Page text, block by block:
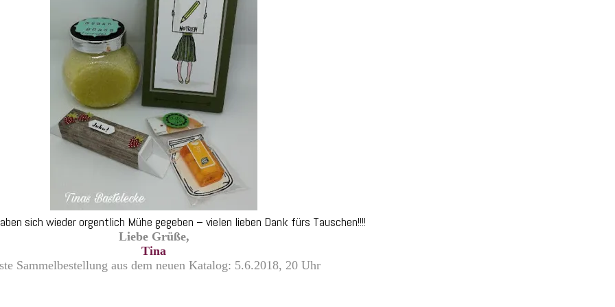
sich wieder orgentlich Mühe gegeben – vielen lieben Dank fürs Tauschen!!!!
Liebe Grüße,
Tina
Sammelbestellung aus dem neuen Katalog: 5.6.2018, 20 Uhr